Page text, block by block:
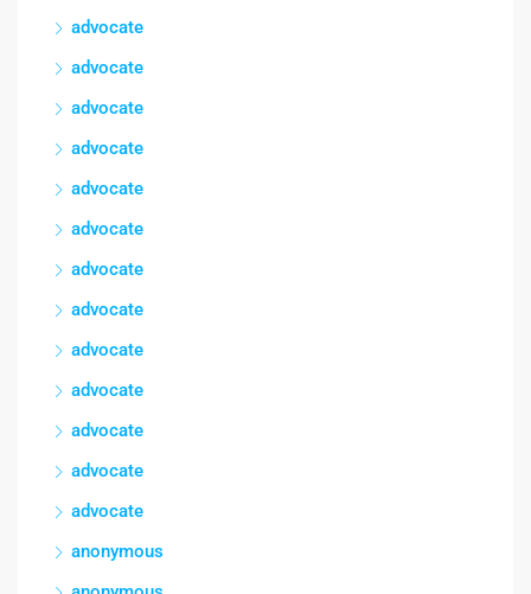
advocate
advocate
advocate
advocate
advocate
advocate
advocate
advocate
advocate
advocate
advocate
advocate
advocate
anonymous